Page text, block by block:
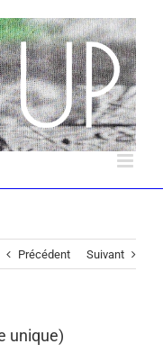
Précédent Suivant
unique)